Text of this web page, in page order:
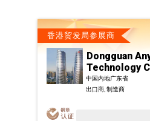
香港贸发局参展商
Dongguan
Technology
中国内地广东省
出口商, 制造商